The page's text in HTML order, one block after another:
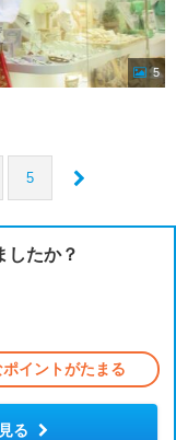
5
5
したか？
ポイントがたまる
る